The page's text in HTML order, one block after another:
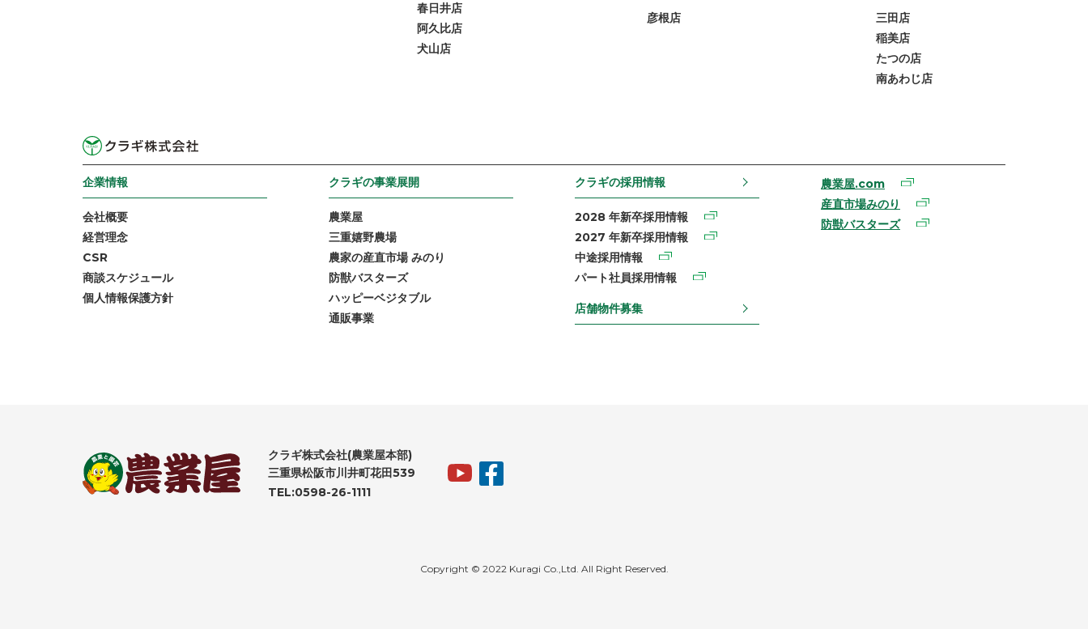
春日井店
阿久比店
犬山店
彦根店
三田店
稲美店
たつの店
南あわじ店
企業情報
会社概要
経営理念
CSR
商談スケジュール
個人情報保護方針
クラギの事業展開
農業屋
三重嬉野農場
農家の産直市場 みのり
防獣バスターズ
ハッピーベジタブル
通販事業
クラギの採用情報
2028 年新卒採用情報
2027 年新卒採用情報
中途採用情報
パート社員採用情報
店舗物件募集
農業屋.com
産直市場みのり
防獣バスターズ
クラギ株式会社(農業屋本部)
三重県松阪市川井町花田539
TEL:0598-26-1111
Copyright © 2022 Kuragi Co.,Ltd. All Right Reserved.